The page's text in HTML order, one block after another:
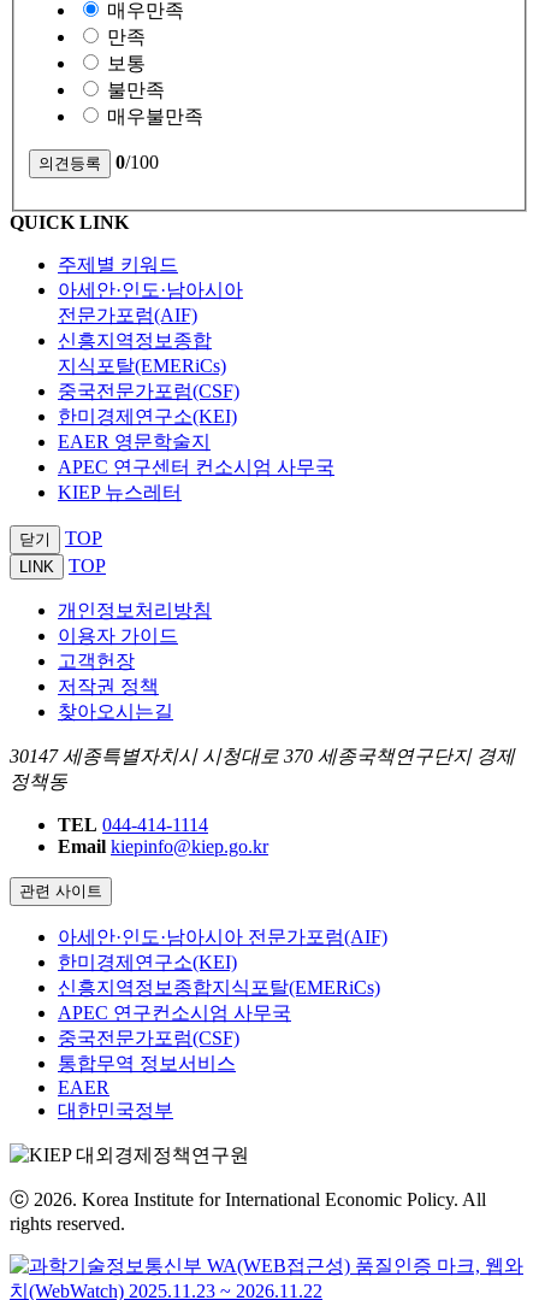
매우만족
만족
보통
불만족
매우불만족
0/100
QUICK LINK
주제별 키워드
아세안·인도·남아시아
전문가포럼(AIF)
신흥지역정보종합
지식포탈(EMERiCs)
중국전문가포럼(CSF)
한미경제연구소(KEI)
EAER 영문학술지
APEC 연구센터 컨소시엄 사무국
KIEP 뉴스레터
닫기 TOP
LINK TOP
개인정보처리방침
이용자 가이드
고객헌장
저작권 정책
찾아오시는길
30147 세종특별자치시 시청대로 370 세종국책연구단지 경제
정책동
TEL 044-414-1114
Email kiepinfo@kiep.go.kr
관련 사이트
아세안·인도·남아시아 전문가포럼(AIF)
한미경제연구소(KEI)
신흥지역정보종합지식포탈(EMERiCs)
APEC 연구컨소시엄 사무국
중국전문가포럼(CSF)
통합무역 정보서비스
EAER
대한민국정부
ⓒ 2026. Korea Institute for International Economic Policy. All
rights reserved.